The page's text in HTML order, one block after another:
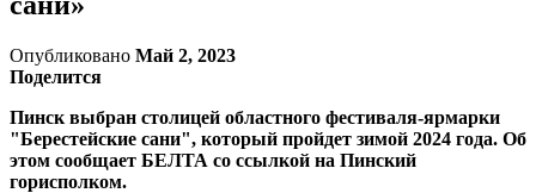
Опубликовано Май 2, 2023
Поделится
Пинск выбран столицей областного фестиваля-ярмарки
"Берестейские сани", который пройдет зимой 2024 года. Об
этом сообщает БЕЛТА со ссылкой на Пинский
горисполком.